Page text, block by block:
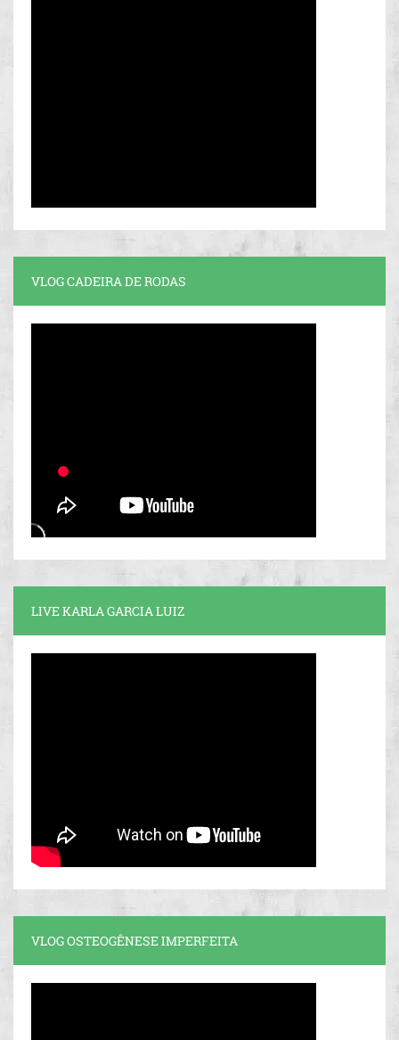
VLOG CADEIRA DE RODAS
LIVE KARLA GARCIA LUIZ
VLOG OSTEOGÊNESE IMPERFEITA